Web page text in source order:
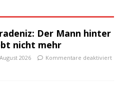
Der Mann hinter
nicht mehr
2026 Kommentare deaktiviert